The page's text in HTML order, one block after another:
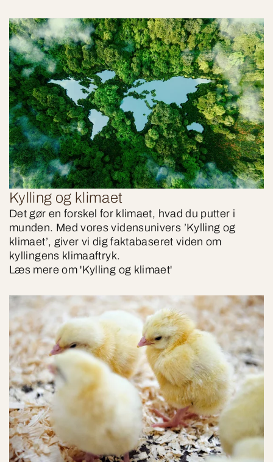
Kylling og klimaet
Det gør en forskel for klimaet, hvad du putter i
munden. Med vores vidensunivers ’Kylling og
klimaet’, giver vi dig faktabaseret viden om
kyllingens klimaaftryk.
Læs mere om 'Kylling og klimaet'